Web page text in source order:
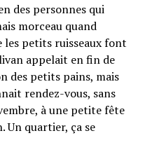
des personnes qui
morceau quand
les petits ruisseaux font
appelait en fin de
des petits pains, mais
rendez-vous, sans
à une petite fête
Un quartier, ça se